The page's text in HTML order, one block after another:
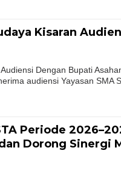
Kisaran
Dengan Bupati
audiensi Yayasan SMA
Periode
Dorong Sinergi